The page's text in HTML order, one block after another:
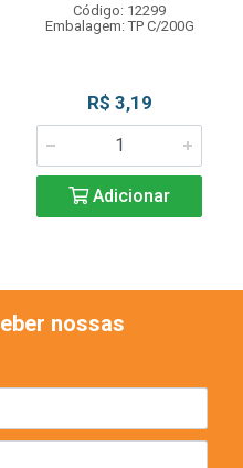
Código: 12299
Embalagem: TP C/200G
R$ 3,19
Adicionar
nossas